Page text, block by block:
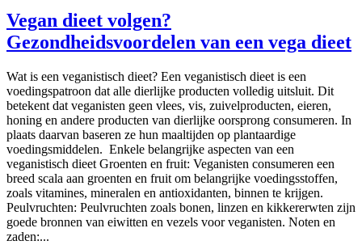
Vegan dieet volgen?
Gezondheidsvoordelen van een vega dieet
Wat is een veganistisch dieet? Een veganistisch dieet is een
voedingspatroon dat alle dierlijke producten volledig uitsluit. Dit
betekent dat veganisten geen vlees, vis, zuivelproducten, eieren,
honing en andere producten van dierlijke oorsprong consumeren. In
plaats daarvan baseren ze hun maaltijden op plantaardige
voedingsmiddelen. Enkele belangrijke aspecten van een
veganistisch dieet Groenten en fruit: Veganisten consumeren een
breed scala aan groenten en fruit om belangrijke voedingsstoffen,
zoals vitamines, mineralen en antioxidanten, binnen te krijgen.
Peulvruchten: Peulvruchten zoals bonen, linzen en kikkererwten zijn
goede bronnen van eiwitten en vezels voor veganisten. Noten en
zaden:...